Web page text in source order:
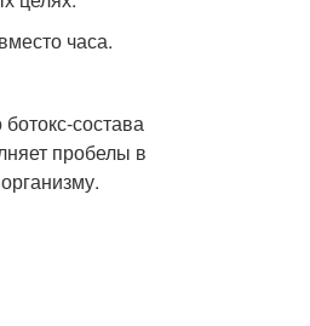
часа.
состава
пробелы в